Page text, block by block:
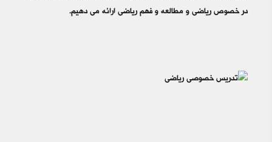
در خصوص ریاضی و مطالعه و فهم ریاضی ارائه می دهیم.